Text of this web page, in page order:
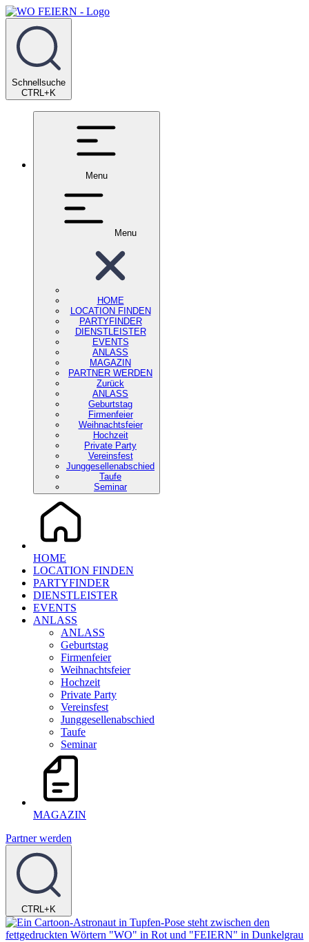
Schnellsuche
CTRL+K
Menu
Menu
HOME
LOCATION FINDEN
PARTYFINDER
DIENSTLEISTER
EVENTS
ANLASS
MAGAZIN
PARTNER WERDEN
Zurück
ANLASS
Geburtstag
Firmenfeier
Weihnachtsfeier
Hochzeit
Private Party
Vereinsfest
Junggesellenabschied
Taufe
Seminar
HOME
LOCATION FINDEN
PARTYFINDER
DIENSTLEISTER
EVENTS
ANLASS
ANLASS
Geburtstag
Firmenfeier
Weihnachtsfeier
Hochzeit
Private Party
Vereinsfest
Junggesellenabschied
Taufe
Seminar
MAGAZIN
Partner werden
CTRL+K